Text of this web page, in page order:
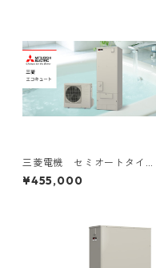
三菱電機 セミオートタイ
プ 工事費込み 補助金対象
機種
¥455,000